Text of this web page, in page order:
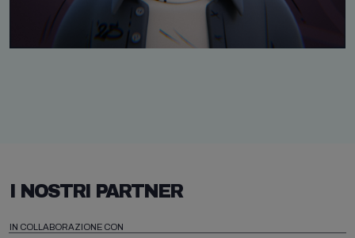
I NOSTRI PARTNER
IN COLLABORAZIONE CON